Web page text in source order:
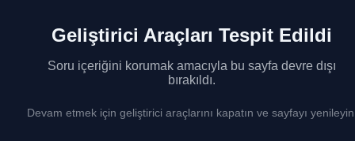
Geliştirici Araçları Tespit Edildi
Soru içeriğini korumak amacıyla bu sayfa devre dışı
bırakıldı.
Devam etmek için geliştirici araçlarını kapatın ve sayfayı